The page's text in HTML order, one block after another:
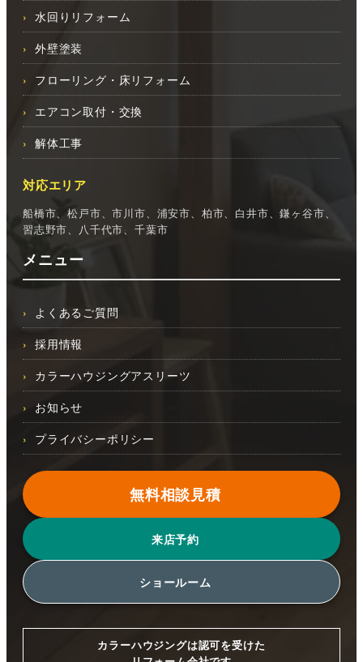
水回りリフォーム
外壁塗装
フローリング・床リフォーム
エアコン取付・交換
解体工事
対応エリア
船橋市、松戸市、市川市、浦安市、柏市、白井市、鎌ヶ谷市、
習志野市、八千代市、千葉市
メニュー
よくあるご質問
採用情報
カラーハウジングアスリーツ
お知らせ
プライバシーポリシー
無料相談見積
来店予約
ショールーム
カラーハウジングは認可を受けた